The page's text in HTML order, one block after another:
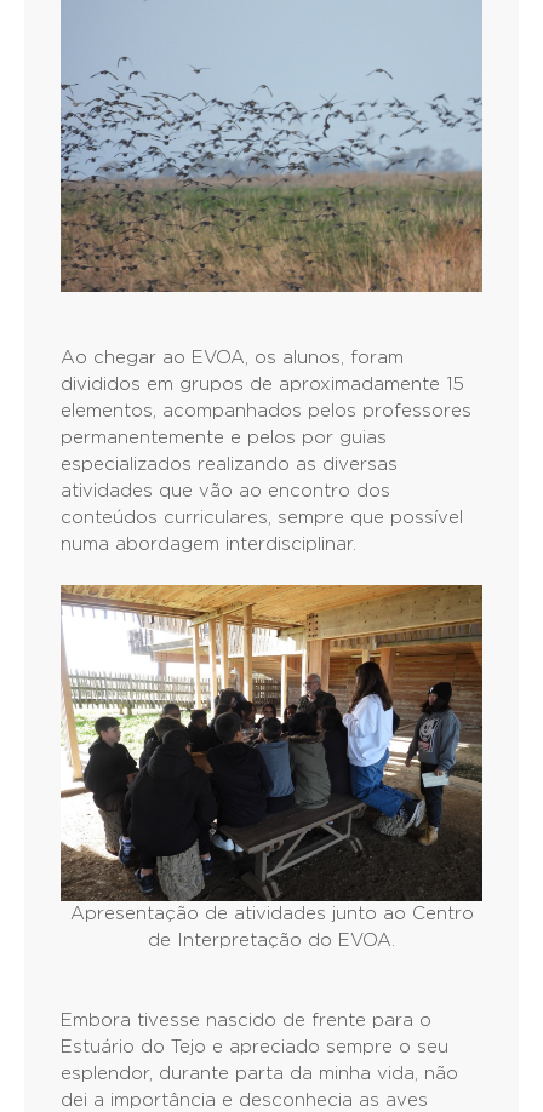
Ao chegar ao EVOA, os alunos, foram
divididos em grupos de aproximadamente 15
elementos, acompanhados pelos professores
permanentemente e pelos por guias
especializados realizando as diversas
atividades que vão ao encontro dos
conteúdos curriculares, sempre que possível
numa abordagem interdisciplinar.
Apresentação de atividades junto ao Centro
de Interpretação do EVOA.
Embora tivesse nascido de frente para o
Estuário do Tejo e apreciado sempre o seu
esplendor, durante parta da minha vida, não
dei a importância e desconhecia as aves